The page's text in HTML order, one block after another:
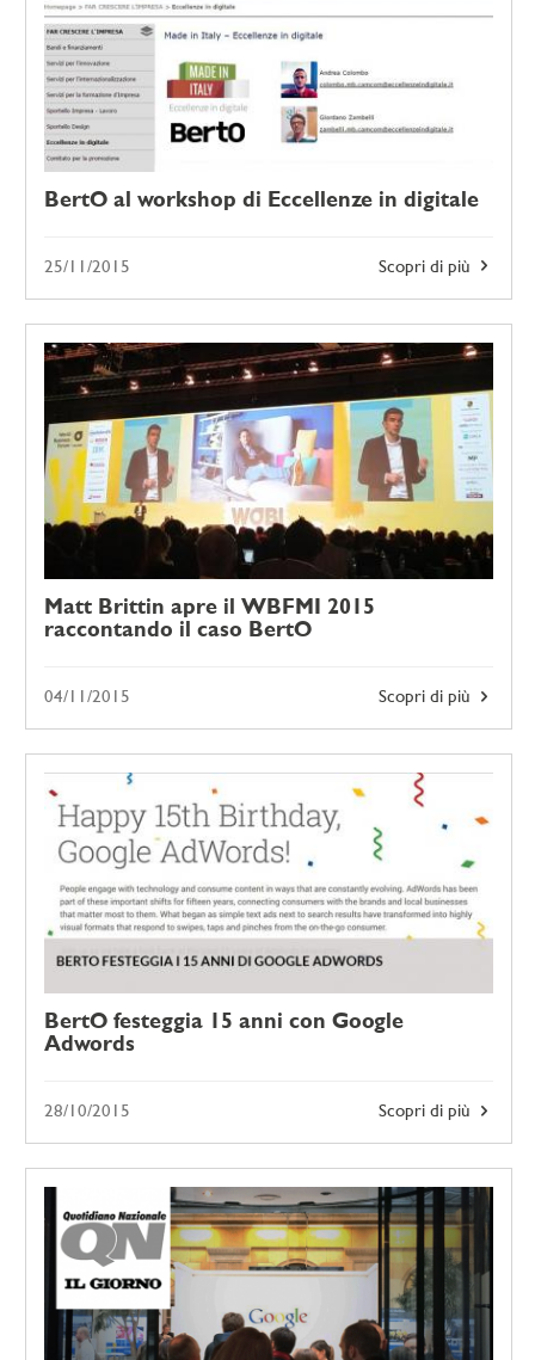
BertO al workshop di Eccellenze in digitale
Scopri di più
25/11/2015
Matt Brittin apre il WBFMI 2015
raccontando il caso BertO
Scopri di più
04/11/2015
BertO festeggia 15 anni con Google
Adwords
Scopri di più
28/10/2015